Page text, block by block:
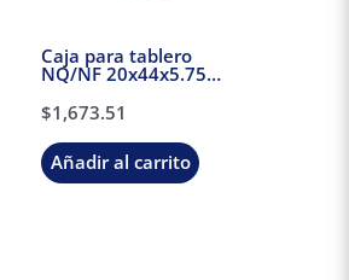
Caja para tablero
NQ/NF 20x44x5.75
$1,673.51
Añadir al carrito